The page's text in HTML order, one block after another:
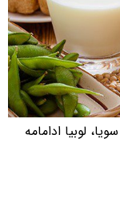
لوبیا ادامامه